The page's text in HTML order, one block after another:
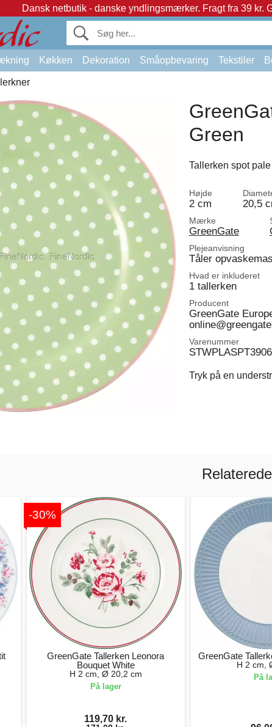
Dansk netbutik - danske yndlingsmærker. Fragt fra 39 kr.
Køkken Dekoration Småopbevaring Tekstiler
Green
Tallerken spot
Højde
2 cm 20,5
Mærke
GreenGate
Plejeanvisning
Tåler
Hvad er inkluderet
1 tallerken
Producent
GreenGate
Varenummer
STWPLASPT3906
Tryk på en
-30%
GreenGate Tallerken Leonora
Bouquet White
H 2 cm, Ø 20,2 cm
På lager
119,70 kr.
GreenGate
H 2 cm,
På